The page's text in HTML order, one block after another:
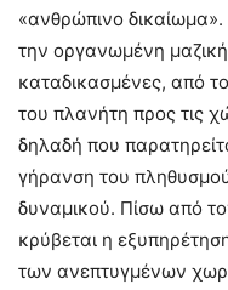
«ανθρώπινο
την οργανωμένη
καταδικασμένες, από
του πλανήτη προς τις
δηλαδή που
γήρανση του
δυναμικού. Πίσω από
κρύβεται η
των ανεπτυγμένων